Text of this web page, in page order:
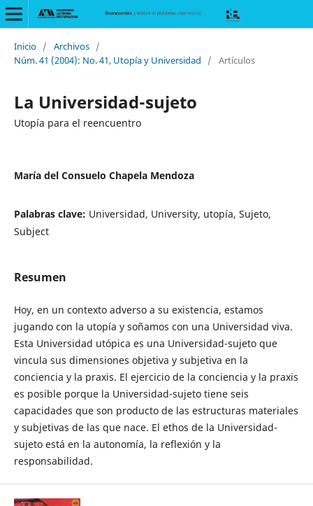
Inicio / Archivos /
Núm. 41 (2004): No. 41, Utopía y Universidad
/ Artículos
La Universidad-sujeto
Utopía para el reencuentro
María del Consuelo Chapela Mendoza
Palabras clave: Universidad, University, utopía, Sujeto,
Subject
Resumen
Hoy, en un contexto adverso a su existencia, estamos
jugando con la utopía y soñamos con una Universidad viva.
Esta Universidad utópica es una Universidad-sujeto que
vincula sus dimensiones objetiva y subjetiva en la
conciencia y la praxis. El ejercicio de la conciencia y la praxis
es posible porque la Universidad-sujeto tiene seis
capacidades que son producto de las estructuras materiales
y subjetivas de las que nace. El ethos de la Universidad-
sujeto está en la autonomía, la reflexión y la
responsabilidad.